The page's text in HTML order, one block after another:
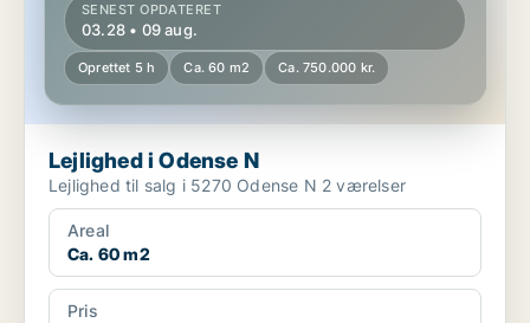
SENEST OPDATERET
03.28 • 09 aug.
Oprettet 5 h Ca. 60 m2 Ca. 750.000 kr.
Lejlighed i Odense N
Lejlighed til salg i 5270 Odense N 2 værelser
Areal
Ca. 60 m2
Pris